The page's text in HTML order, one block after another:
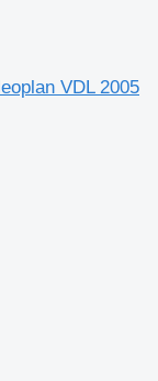
VDL 2005